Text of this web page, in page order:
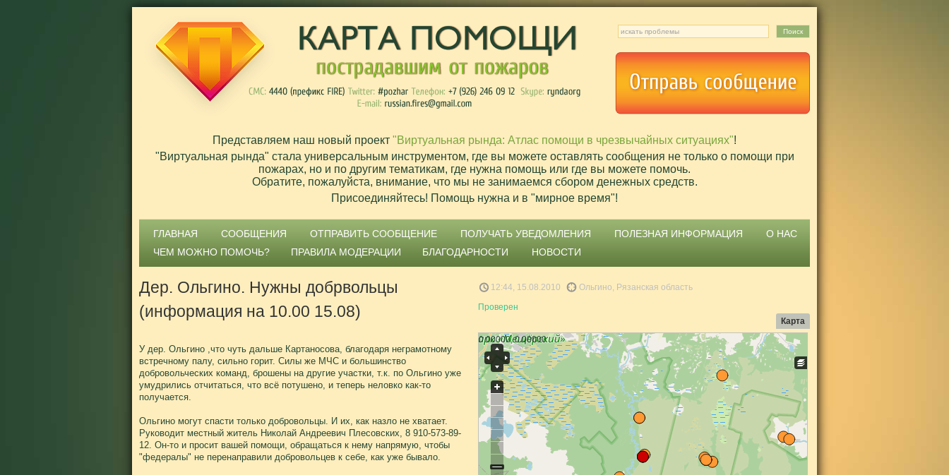
Представляем наш новый проект "Виртуальная рында: Атлас помощи в чрезвычайных ситуациях"!
"Виртуальная рында" стала универсальным инструментом, где вы можете оставлять сообщения не только о помощи при
пожарах, но и по другим тематикам, где нужна помощь или где вы можете помочь.
Обратите, пожалуйста, внимание, что мы не занимаемся сбором денежных средств.
Присоединяйтесь! Помощь нужна и в "мирное время"!
ГЛАВНАЯ СООБЩЕНИЯ ОТПРАВИТЬ СООБЩЕНИЕ ПОЛУЧАТЬ УВЕДОМЛЕНИЯ ПОЛЕЗНАЯ ИНФОРМАЦИЯ
О НАС
ЧЕМ МОЖНО ПОМОЧЬ?
ПРАВИЛА МОДЕРАЦИИ БЛАГОДАРНОСТИ НОВОСТИ
Дер. Ольгино. Нужны добрвольцы
(информация на 10.00 15.08)
У дер. Ольгино ,что чуть дальше Картаносова, благодаря неграмотному
встречному палу, сильно горит. Силы же МЧС и большинство
добровольческих команд, брошены на другие участки, т.к. по Ольгино уже
умудрились отчитаться, что всё потушено, и теперь неловко как-то
получается.
Ольгино могут спасти только добровольцы. И их, как назло не хватает.
Руководит местный житель Николай Андреевич Плесовских, 8 910-573-89-
12. Он-то и просит вашей помощи, обращаться к нему напрямую, чтобы
"федералы" не перенаправили добровольцев к себе, как уже бывало.
12:44, 15.08.2010
Ольгино, Рязанская область
Проверен
Карта
0.00000, 0.00000